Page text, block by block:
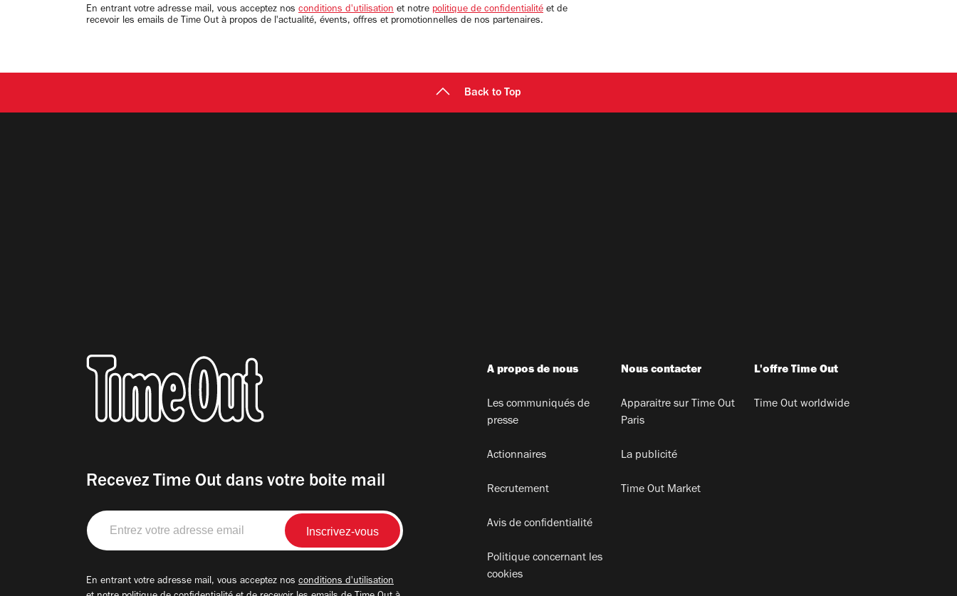
email
En entrant votre adresse mail, vous acceptez nos conditions d'utilisation et notre politique de confidentialité et de
recevoir les emails de Time Out à propos de l'actualité, évents, offres et promotionnelles de nos partenaires.
Back to Top
Recevez Time Out dans votre boite mail
Entrez
votre
adresse
En entrant votre adresse mail, vous acceptez nos conditions d'utilisation
A propos de nous
Les communiqués de
presse
Actionnaires
Recrutement
Avis de confidentialité
Politique concernant les
cookies
Nous contacter
Apparaitre sur Time Out
Paris
La publicité
Time Out Market
L'offre Time Out
Time Out worldwide